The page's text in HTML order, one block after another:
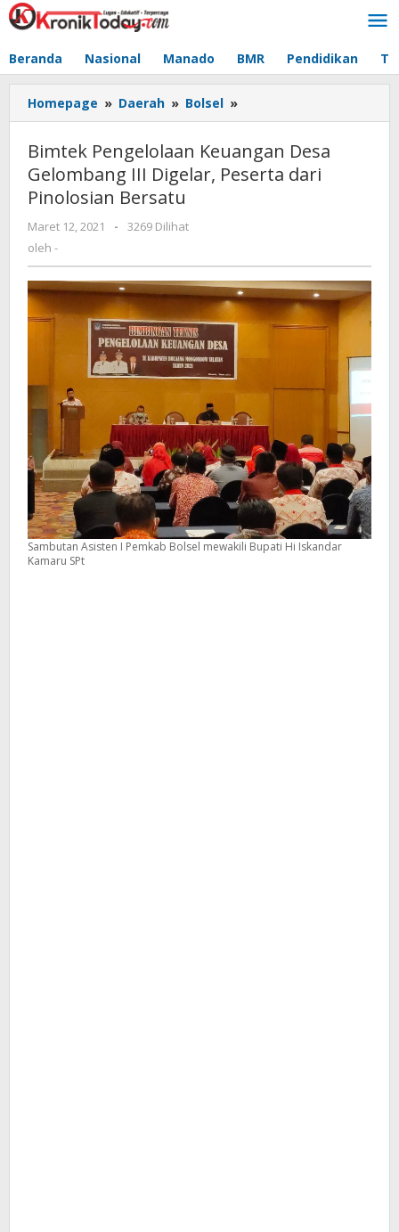
Lewati
ke
Beranda Nasional Manado BMR Pendidikan
Homepage » Daerah » Bolsel »
Pengelolaan
Desa
Gelombang
Pinolosian
Bersatu
Bimtek Pengelolaan Keuangan Desa
Gelombang III Digelar, Peserta dari
Pinolosian Bersatu
Maret 12, 2021
oleh
-
3269 Dilihat
oleh -
Sambutan Asisten I Pemkab Bolsel mewakili Bupati Hi Iskandar
Kamaru SPt